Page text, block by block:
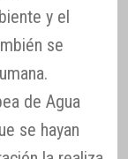
y el
se
de Agua
se hayan